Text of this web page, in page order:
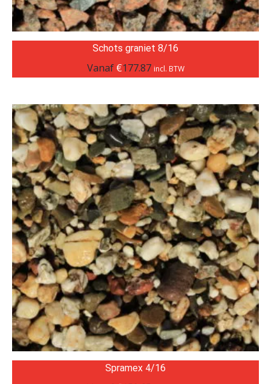
Schots graniet 8/16
Vanaf €177.87 incl. BTW
Spramex 4/16